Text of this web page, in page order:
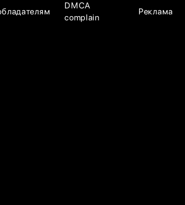
DMCA
complain
Реклама